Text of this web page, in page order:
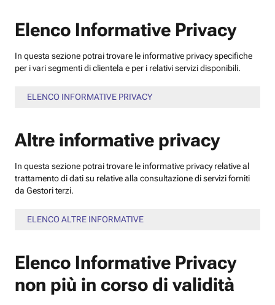
Elenco Informative Privacy
In questa sezione potrai trovare le informative privacy specifiche
per i vari segmenti di clientela e per i relativi servizi disponibili.
ELENCO INFORMATIVE PRIVACY
Altre informative privacy
In questa sezione potrai trovare le informative privacy relative al
trattamento di dati su relative alla consultazione di servizi forniti
da Gestori terzi.
ELENCO ALTRE INFORMATIVE
Elenco Informative Privacy
non più in corso di validità